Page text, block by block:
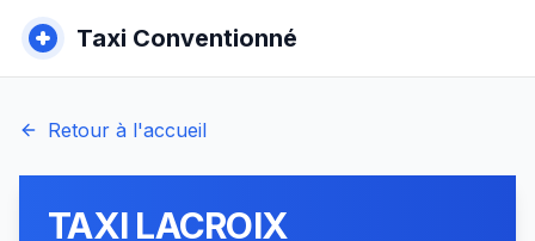
Taxi Conventionné
Retour à l'accueil
TAXI LACROIX